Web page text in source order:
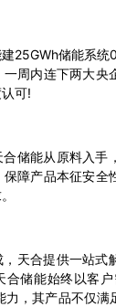
25GWh储能系
周内连下两大央
可!
储能从原料入手
障产品本征安全
，天合提供一站式
合储能始终以客
力，其产品不仅满